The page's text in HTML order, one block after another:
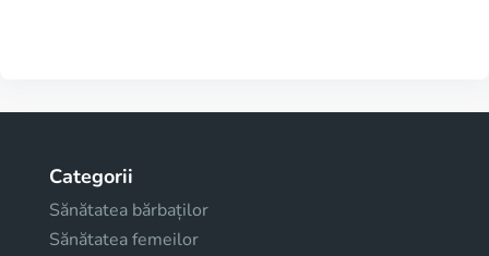
Categorii
Sănătatea bărbaților
Sănătatea femeilor